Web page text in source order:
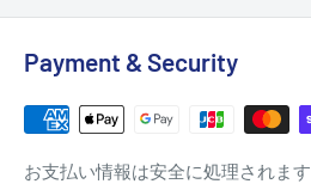
Payment & Security
お支払い情報は安全に処理されま